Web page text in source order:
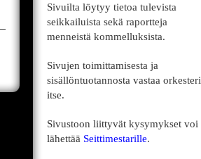
Sivuilta löytyy tietoa tulevista
seikkailuista sekä raportteja
menneistä kommelluksista.
Sivujen toimittamisesta ja
sisällöntuotannosta vastaa orkesteri
itse.
Sivustoon liittyvät kysymykset voi
lähettää Seittimestarille.